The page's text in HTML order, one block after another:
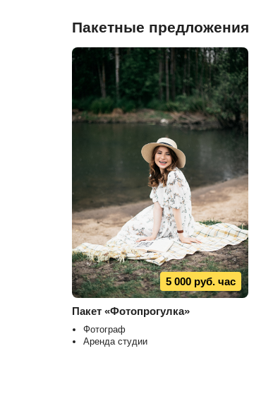
Пакетные предложения
5 000 руб. час
Пакет «Фотопрогулка»
Фотограф
Аренда студии